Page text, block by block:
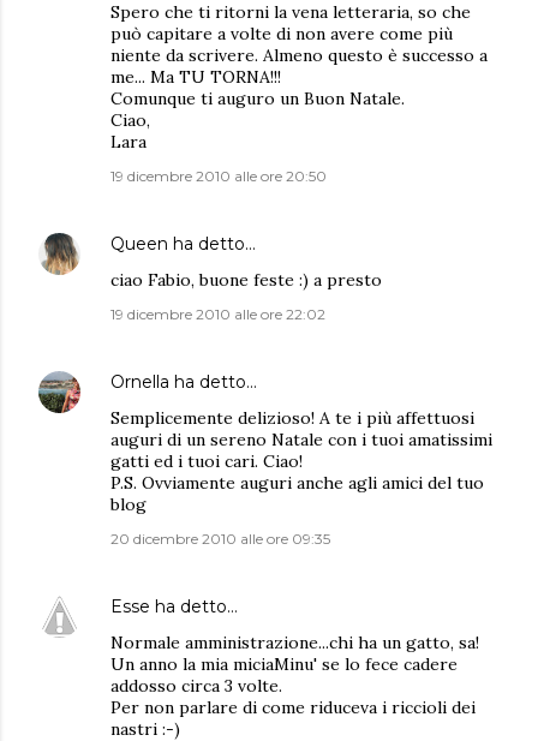
Spero che ti ritorni la vena letteraria, so che
può capitare a volte di non avere come più
niente da scrivere. Almeno questo è successo a
me... Ma TU TORNA!!!
Comunque ti auguro un Buon Natale.
Ciao,
Lara
19 dicembre 2010 alle ore 20:50
Queen ha detto…
ciao Fabio, buone feste :) a presto
19 dicembre 2010 alle ore 22:02
Ornella ha detto…
Semplicemente delizioso! A te i più affettuosi
auguri di un sereno Natale con i tuoi amatissimi
gatti ed i tuoi cari. Ciao!
P.S. Ovviamente auguri anche agli amici del tuo
blog
20 dicembre 2010 alle ore 09:35
Esse ha detto…
Normale amministrazione...chi ha un gatto, sa!
Un anno la mia miciaMinu' se lo fece cadere
addosso circa 3 volte.
Per non parlare di come riduceva i riccioli dei
nastri :-)